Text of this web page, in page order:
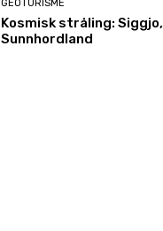
GEOTURISME
Kosmisk stråling: Siggjo,
Sunnhordland